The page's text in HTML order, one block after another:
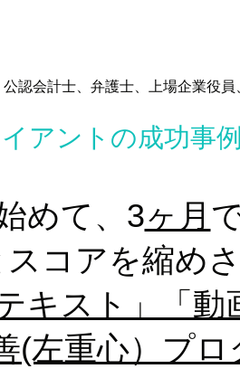
めて、3ヶ月
コアを縮めさ
キスト」「動
(左重心）プロ
認会計士、弁護士、上場企業役
アントの成功事例